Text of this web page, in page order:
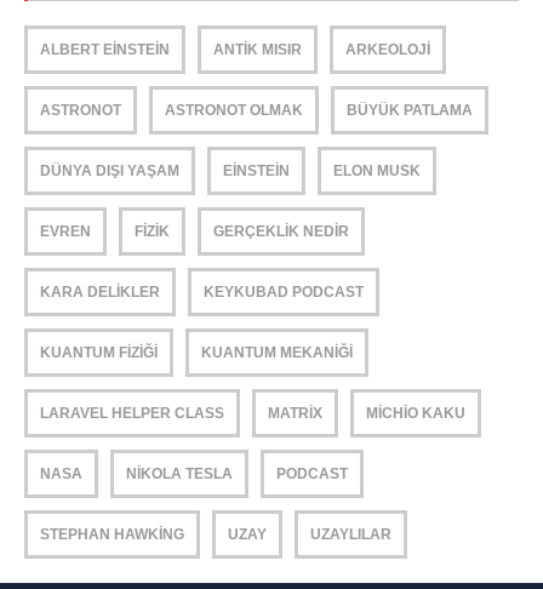
ALBERT EINSTEIN ANTIK MISIR ARKEOLOJI
ASTRONOT ASTRONOT OLMAK BÜYÜK PATLAMA
DÜNYA DIŞI YAŞAM EINSTEIN ELON MUSK
EVREN FIZIK GERÇEKLIK NEDIR
KARA DELIKLER KEYKUBAD PODCAST
KUANTUM FIZIĞI KUANTUM MEKANIĞI
LARAVEL HELPER CLASS MATRIX MICHIO KAKU
NASA NIKOLA TESLA PODCAST
STEPHAN HAWKING UZAY UZAYLILAR